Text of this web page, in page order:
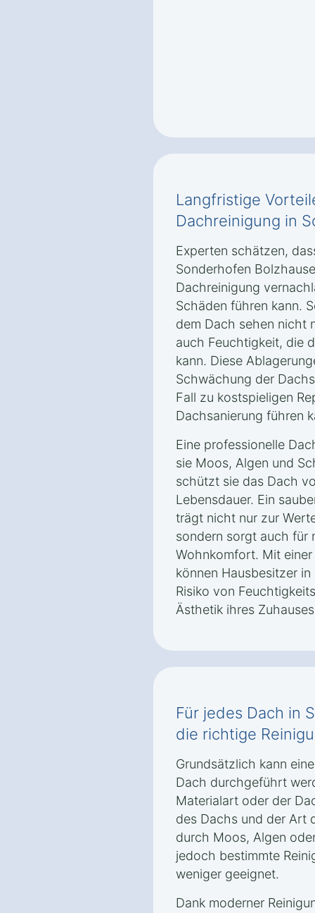
Langfristige
Dachreinigung in
Experten schätzen,
Sonderhofen
Dachreinigung
Schäden führen kann.
dem Dach sehen nicht
auch Feuchtigkeit, die
kann. Diese
Schwächung der
Fall zu kostspieligen
Dachsanierung führen
Eine professionelle
sie Moos, Algen und
schützt sie das Dach
Lebensdauer. Ein
trägt nicht nur zur
sondern sorgt auch für
Wohnkomfort. Mit
können Hausbesitzer
Risiko von
Ästhetik ihres
Für jedes Dach in
die richtige
Grundsätzlich kann
Dach durchgeführt
Materialart oder der
des Dachs und der Art
durch Moos, Algen
jedoch bestimmte
weniger geeignet.
Dank moderner